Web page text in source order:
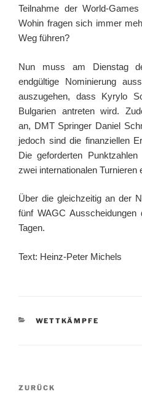
Teilnahme der World-
Wohin fragen sich immer
Weg führen?
Nun muss am Dienstag
endgültige Nominierung
auszugehen, dass Kyrylo
Bulgarien antreten wird.
an, DMT Springer Daniel
jedoch sind die finanziellen
Die geforderten
zwei internationalen Turnieren
Über die gleichzeitig an der
fünf WAGC
Tagen.
Text: Heinz-Peter Michels
KATEGORIEN
WETTKÄMPFE
Beitragsnavigation
Vorheriger
ZURÜCK